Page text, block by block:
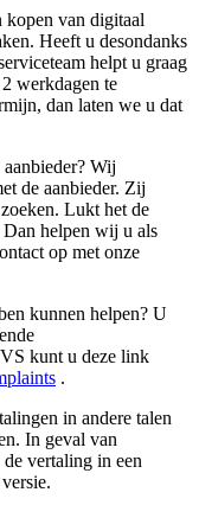
kopen van digitaal
Heeft u desondanks
helpt u graag
werkdagen te
dan laten we u dat
Wij
de aanbieder. Zij
Lukt het de
Dan helpen wij u als
op met onze
kunnen helpen? U
kunt u deze link
.
in andere talen
In geval van
vertaling in een